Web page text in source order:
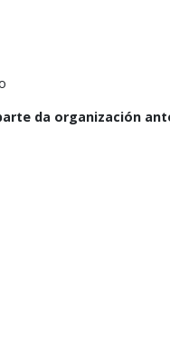
da organización